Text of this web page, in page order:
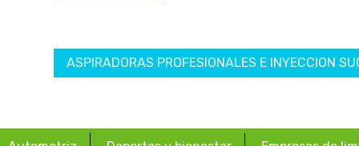
ASPIRADORAS PROFESIONALES E INYECCION